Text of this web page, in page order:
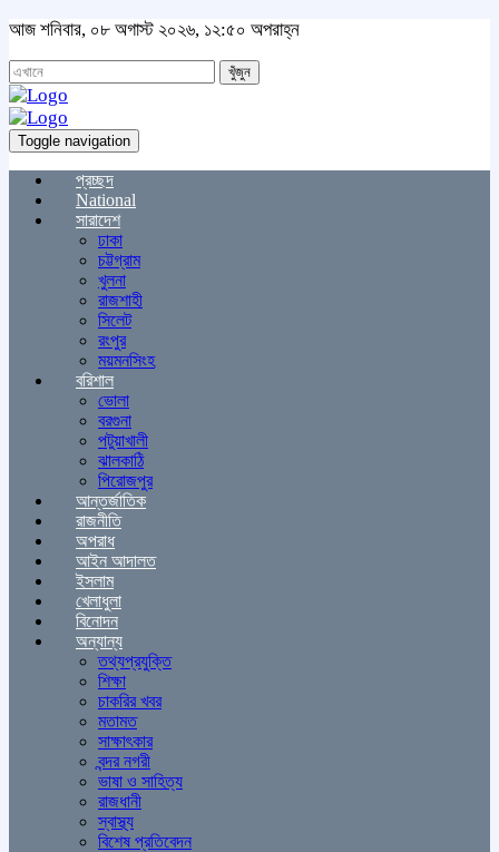
আজ শনিবার, ০৮ অগাস্ট ২০২৬, ১২:৫০ অপরাহ্ন
খুঁজুন
Toggle navigation
প্রচ্ছদ
National
সারাদেশ
ঢাকা
চট্টগ্রাম
খুলনা
রাজশাহী
সিলেট
রংপুর
ময়মনসিংহ
বরিশাল
ভোলা
বরগুনা
পটুয়াখালী
ঝালকাঠি
পিরোজপুর
আন্তর্জাতিক
রাজনীতি
অপরাধ
আইন আদালত
ইসলাম
খেলাধুলা
বিনোদন
অন্যান্য
তথ্যপ্রযুক্তি
শিক্ষা
চাকরির খবর
মতামত
সাক্ষাৎকার
বন্দর নগরী
ভাষা ও সাহিত্য
রাজধানী
স্বাস্থ্য
বিশেষ প্রতিবেদন